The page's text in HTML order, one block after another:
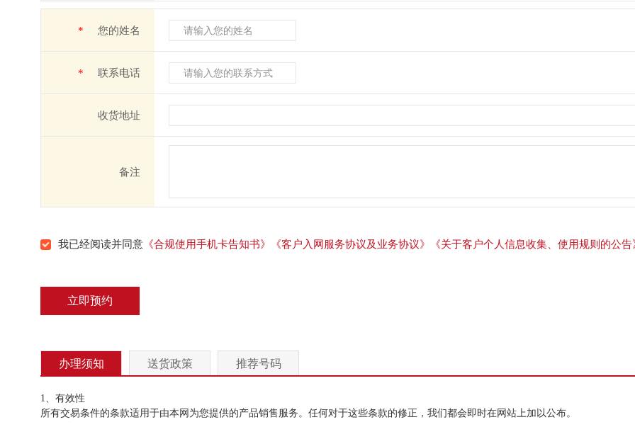
* 您的姓名
* 联系电话
收货地址
备注
我已经阅读并同意 《合规使用手机卡告知书》 《客户入网服务协议及业务协议》 《关于客户个人信息收集、使用规则的公告
立即预约
办理须知 送货政策 推荐号码
1、有效性
所有交易条件的条款适用于由本网为您提供的产品销售服务。任何对于这些条款的修正，我们都会即时在网站上加以公布。